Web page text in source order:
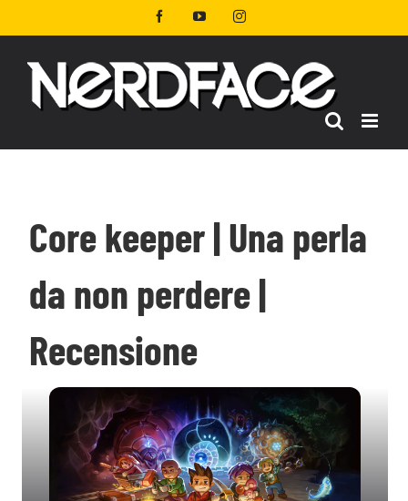
al
FacebookYouTubeInstagram
Core keeper | Una perla
da non perdere |
Recensione